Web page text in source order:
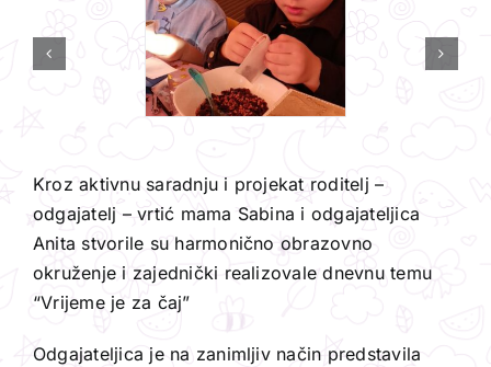
Kroz aktivnu saradnju i projekat roditelj –
odgajatelj – vrtić mama Sabina i odgajateljica
Anita stvorile su harmonično obrazovno
okruženje i zajednički realizovale dnevnu temu
“Vrijeme je za čaj”
Odgajateljica je na zanimljiv način predstavila